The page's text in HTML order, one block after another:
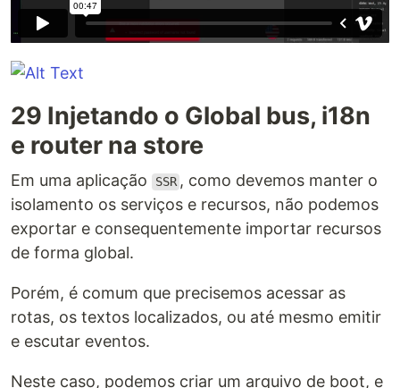
29 Injetando o Global bus, i18n
e router na store
Em uma aplicação SSR , como devemos manter o
isolamento os serviços e recursos, não podemos
exportar e consequentemente importar recursos
de forma global.
Porém, é comum que precisemos acessar as
rotas, os textos localizados, ou até mesmo emitir
e escutar eventos.
Neste caso, podemos criar um arquivo de boot, e